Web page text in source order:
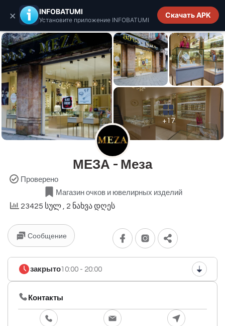
INFOBATUMI.GE
+17
МЕЗА - Меза
Проверено
Магазин очков и ювелирных изделий
23425 სულ , 2 ნახვა დღეს
Сообщение
закрыто10:00 - 20:00
Контакты
× INFOBATUMI
Установите приложение INFOBATUMI
Скачать APK